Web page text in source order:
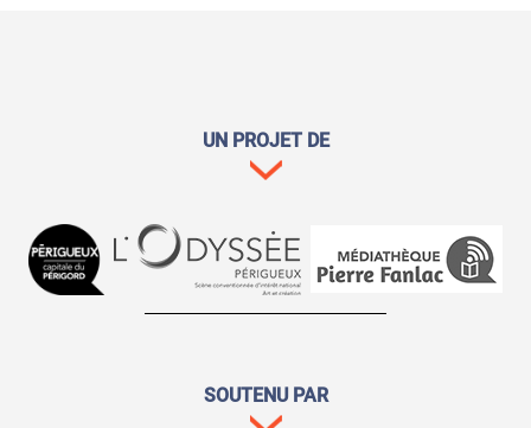
UN PROJET DE
SOUTENU PAR